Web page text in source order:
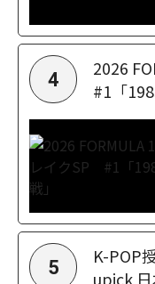
4
2026
#1「
5
K-POP
upick